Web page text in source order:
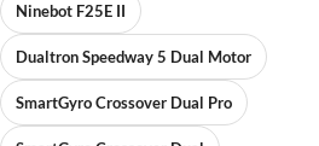
Ninebot F25E II
Dualtron Speedway 5 Dual Motor
SmartGyro Crossover Dual Pro